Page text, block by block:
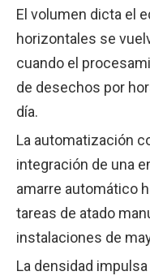
El volumen dicta el
horizontales se
cuando el
de desechos por
día.
La automatización
integración de una
amarre automático
tareas de atado
instalaciones de
La densidad